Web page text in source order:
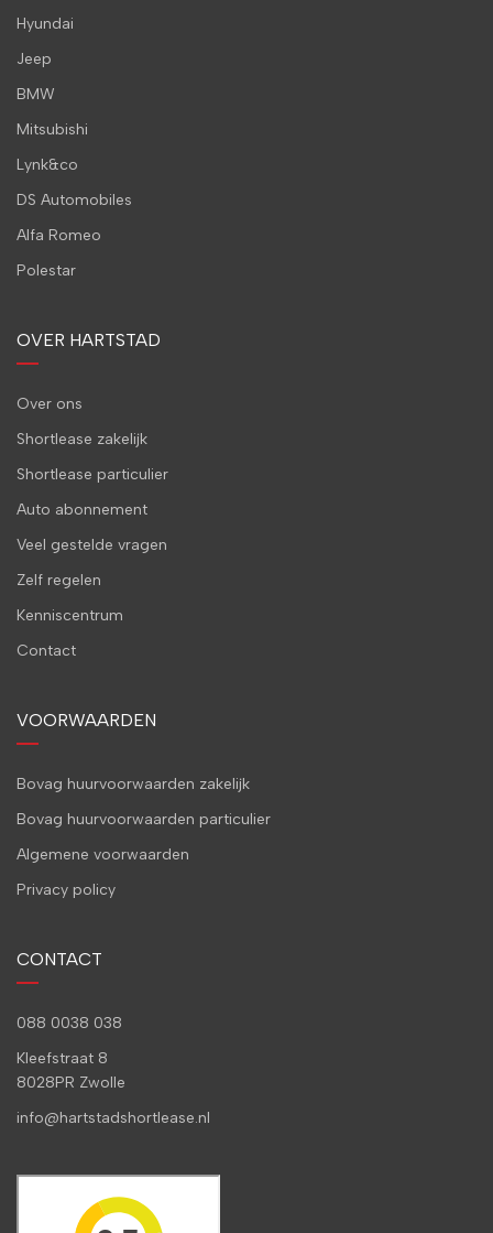
Hyundai
Jeep
BMW
Mitsubishi
Lynk&co
DS Automobiles
Alfa Romeo
Polestar
OVER HARTSTAD
Over ons
Shortlease zakelijk
Shortlease particulier
Auto abonnement
Veel gestelde vragen
Zelf regelen
Kenniscentrum
Contact
VOORWAARDEN
Bovag huurvoorwaarden zakelijk
Bovag huurvoorwaarden particulier
Algemene voorwaarden
Privacy policy
CONTACT
088 0038 038
Kleefstraat 8
8028PR Zwolle
info@hartstadshortlease.nl